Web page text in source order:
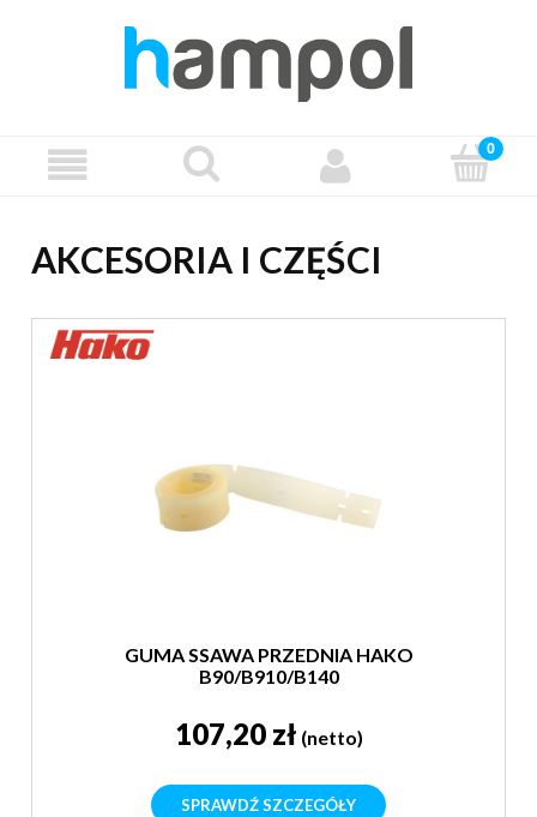
AKCESORIA I CZĘŚCI
GUMA SSAWA PRZEDNIA HAKO
B90/B910/B140
107,20 zł (netto)
SPRAWDŹ SZCZEGÓŁY